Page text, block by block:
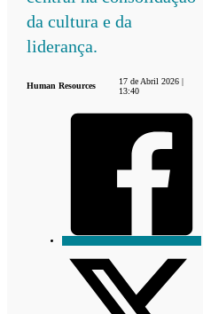
da cultura e da
liderança.
Human Resources
17 de Abril 2026 |
13:40